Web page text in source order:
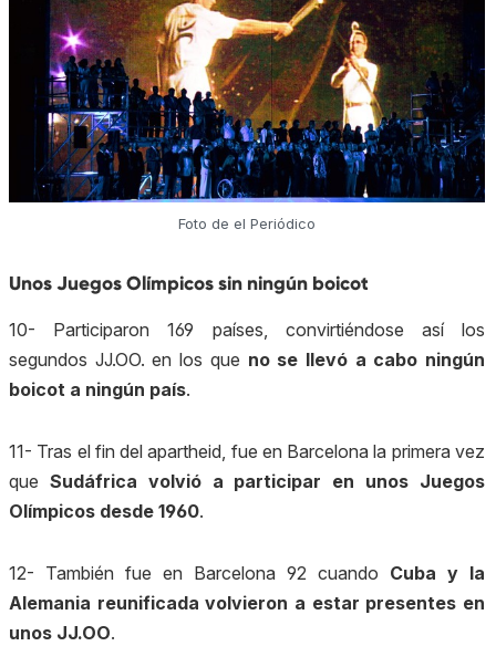
Foto de el Periódico
Unos Juegos Olímpicos sin ningún boicot
10- Participaron 169 países, convirtiéndose así los
segundos JJ.OO. en los que no se llevó a cabo ningún
boicot a ningún país.
11- Tras el fin del apartheid, fue en Barcelona la primera vez
que Sudáfrica volvió a participar en unos Juegos
Olímpicos desde 1960.
12- También fue en Barcelona 92 cuando Cuba y la
Alemania reunificada volvieron a estar presentes en
unos JJ.OO.